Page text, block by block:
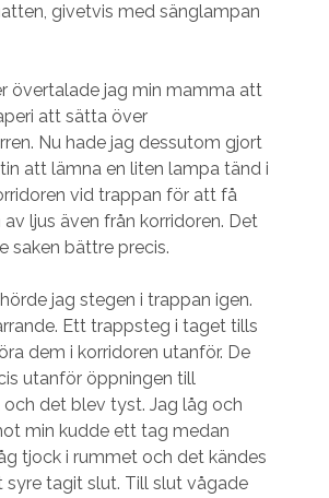
givetvis med sänglampan
övertalade jag min mamma att
att sätta över
Nu hade jag dessutom gjort
att lämna en liten lampa tänd i
vid trappan för att få
ljus även från korridoren. Det
saken bättre precis.
jag stegen i trappan igen.
Ett trappsteg i taget tills
dem i korridoren utanför. De
utanför öppningen till
det blev tyst. Jag låg och
min kudde ett tag medan
tjock i rummet och det kändes
syre tagit slut. Till slut vågade